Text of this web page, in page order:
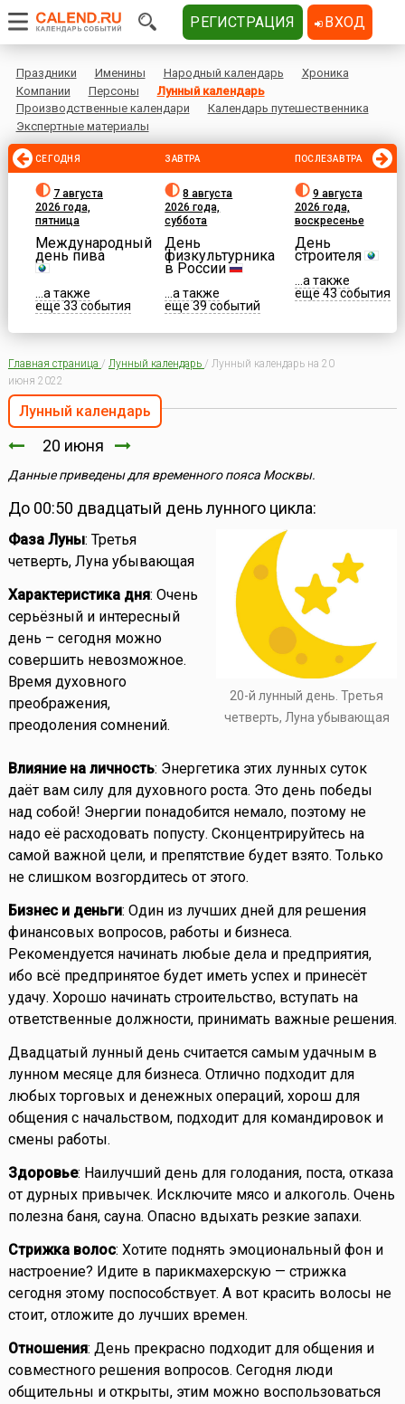
Праздники Именины Народный календарь
Хроника
Компании
Персоны
Лунный календарь
Производственные календари
Календарь путешественника
Экспертные материалы
СЕГОДНЯ
7 августа
2026 года,
пятница
Международный
день пива
...а также
еще 33 события
ЗАВТРА
8 августа
2026 года,
суббота
День
физкультурника
в России
...а также
еще 39 событий
ПОСЛЕЗАВТРА
9 августа
2026 года,
воскресенье
День
строителя
...а также
еще 43 события
Главная страница / Лунный календарь / Лунный календарь на 20
июня 2022
Лунный календарь
20 июня
Данные приведены для временного пояса Москвы.
До 00:50 двадцатый день лунного цикла:
20-й лунный день. Третья
четверть, Луна убывающая
Фаза Луны: Третья
четверть, Луна убывающая
Характеристика дня: Очень
серьёзный и интересный
день – сегодня можно
совершить невозможное.
Время духовного
преображения,
преодоления сомнений.
Влияние на личность: Энергетика этих лунных суток
даёт вам силу для духовного роста. Это день победы
над собой! Энергии понадобится немало, поэтому не
надо её расходовать попусту. Сконцентрируйтесь на
самой важной цели, и препятствие будет взято. Только
не слишком возгордитесь от этого.
Бизнес и деньги: Один из лучших дней для решения
финансовых вопросов, работы и бизнеса.
Рекомендуется начинать любые дела и предприятия,
ибо всё предпринятое будет иметь успех и принесёт
удачу. Хорошо начинать строительство, вступать на
ответственные должности, принимать важные решения.
Двадцатый лунный день считается самым удачным в
лунном месяце для бизнеса. Отлично подходит для
любых торговых и денежных операций, хорош для
общения с начальством, подходит для командировок и
смены работы.
Здоровье: Наилучший день для голодания, поста, отказа
от дурных привычек. Исключите мясо и алкоголь. Очень
полезна баня, сауна. Опасно вдыхать резкие запахи.
Стрижка волос: Хотите поднять эмоциональный фон и
настроение? Идите в парикмахерскую — стрижка
сегодня этому поспособствует. А вот красить волосы не
стоит, отложите до лучших времен.
Отношения: День прекрасно подходит для общения и
совместного решения вопросов. Сегодня люди
общительны и открыты, этим можно воспользоваться
РЕГИСТРАЦИЯ ВХОД